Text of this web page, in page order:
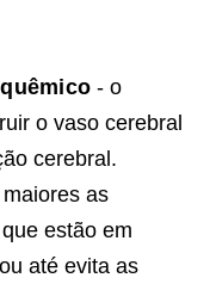
- o
o vaso cerebral
cerebral.
as
estão em
até evita as